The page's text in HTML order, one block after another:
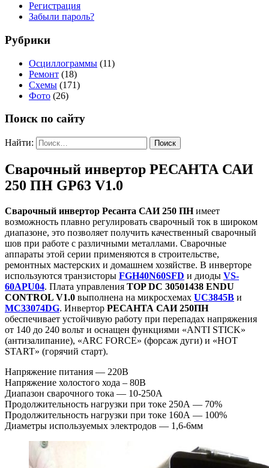
Регистрация
Забыли пароль?
Рубрики
Осциллограммы (11)
Ремонт (18)
Схемы (171)
Фото (26)
Поиск по сайту
Найти:
Сварочный инвертор РЕСАНТА САИ
250 ПН GP63 V1.0
Сварочный инвертор Ресанта САИ 250 ПНимеет
возможность плавно регулировать сварочный ток в широком
диапазоне, это позволяет получить качественный сварочный
шов при работе с различными металлами. Сварочные
аппараты этой серии применяются в строительстве,
ремонтных мастерских и домашнем хозяйстве. В инверторе
используются транзисторы FGH40N60SFD и диоды VS-
60APU04. Плата управления TOP DC 30501438 ENDU
CONTROL V1.0 выполнена на микросхемах UC3845B и
MC33074DG. Инвертор РЕСАНТА САИ 250ПН
обеспечивает устойчивую работу при перепадах напряжения
от 140 до 240 вольт и оснащен функциями «ANTI STICK»
(антизалипание), «ARC FORCE» (форсаж дуги) и «HOT
START» (горячий старт).
Напряжение питания — 220В
Напряжение холостого хода – 80В
Диапазон сварочного тока — 10-250А
Продолжительность нагрузки при токе 250А — 70%
Продолжительность нагрузки при токе 160А — 100%
Диаметры используемых электродов — 1,6-6мм